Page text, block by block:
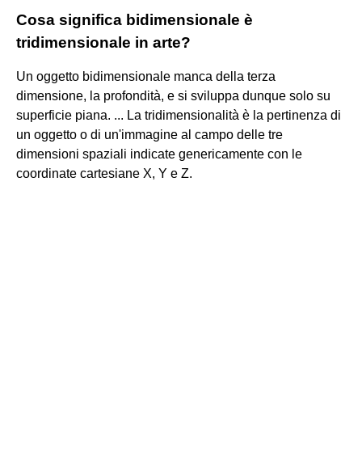
Cosa significa bidimensionale è
tridimensionale in arte?
Un oggetto bidimensionale manca della terza
dimensione, la profondità, e si sviluppa dunque solo su
superficie piana. ... La tridimensionalità è la pertinenza di
un oggetto o di un'immagine al campo delle tre
dimensioni spaziali indicate genericamente con le
coordinate cartesiane X, Y e Z.